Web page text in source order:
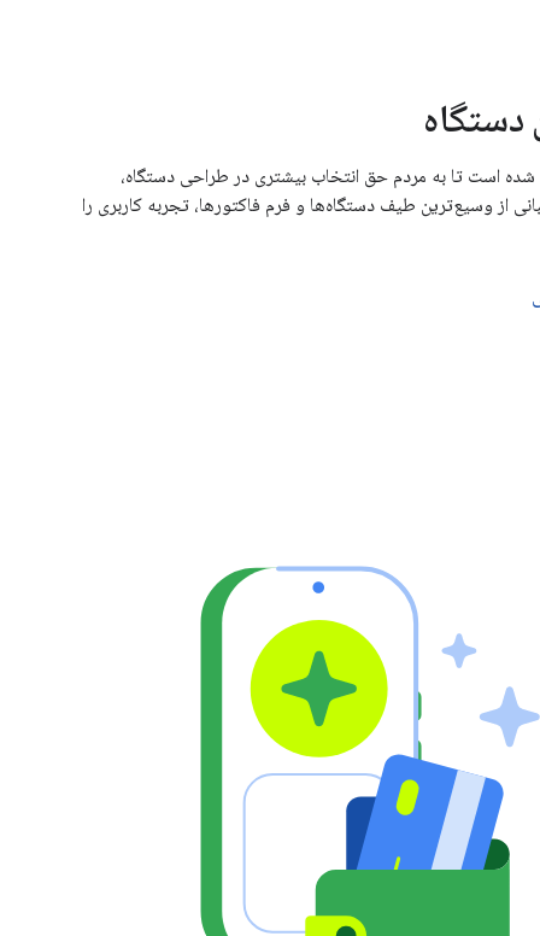
دستگاه
شده است تا به مردم حق انتخاب بیشتری در طراحی دستگاه،
از وسیع‌ترین طیف دستگاه‌ها و فرم فاکتورها، تجربه کاربری را